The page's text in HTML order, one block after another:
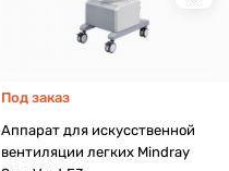
Под заказ
Аппарат для искусственной
вентиляции легких Mindray